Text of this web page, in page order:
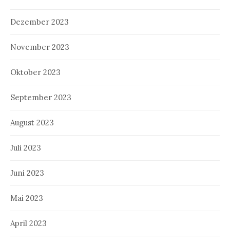
Dezember 2023
November 2023
Oktober 2023
September 2023
August 2023
Juli 2023
Juni 2023
Mai 2023
April 2023